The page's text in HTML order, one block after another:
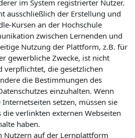
im System registrierter Nutzer.
ausschließlich der Erstellung und
Kursen an der Hochschule
zwischen Lernenden und
Nutzung der Plattform, z.B. für
gewerbliche Zwecke, ist nicht
verpflichtet, die gesetzlichen
die Bestimmungen des
einzuhalten. Wenn
setzen, müssen sie
verlinkten externen Webseiten
haben.
Nutzern auf der Lernplattform